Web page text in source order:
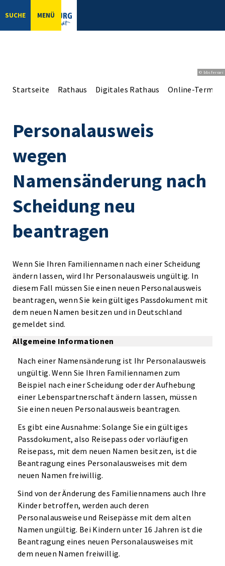
SUCHE MENÜ
© bbsferrari
Startseite Rathaus Digitales Rathaus Online-
Personalausweis
wegen
Namensänderung nach
Scheidung neu
beantragen
Wenn Sie Ihren Familiennamen nach einer Scheidung
ändern lassen, wird Ihr Personalausweis ungültig. In
diesem Fall müssen Sie einen neuen Personalausweis
beantragen, wenn Sie kein gültiges Passdokument mit
dem neuen Namen besitzen und in Deutschland
gemeldet sind.
Allgemeine Informationen
Nach einer Namensänderung ist Ihr Personalausweis
ungültig. Wenn Sie Ihren Familiennamen zum
Beispiel nach einer Scheidung oder der Aufhebung
einer Lebenspartnerschaft ändern lassen, müssen
Sie einen neuen Personalausweis beantragen.
Es gibt eine Ausnahme: Solange Sie ein gültiges
Passdokument, also Reisepass oder vorläufigen
Reisepass, mit dem neuen Namen besitzen, ist die
Beantragung eines Personalausweises mit dem
neuen Namen freiwillig.
Sind von der Änderung des Familiennamens auch Ihre
Kinder betroffen, werden auch deren
Personalausweise und Reisepässe mit dem alten
Namen ungültig. Bei Kindern unter 16 Jahren ist die
Beantragung eines neuen Personalausweises mit
dem neuen Namen freiwillig.